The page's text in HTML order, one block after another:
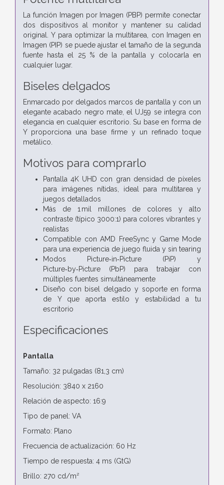
La función Imagen por Imagen (PBP) permite conectar
dos dispositivos al monitor y mantener su calidad
original. Y para optimizar la multitarea, con Imagen en
Imagen (PIP) se puede ajustar el tamaño de la segunda
fuente hasta el 25 % de la pantalla y colocarla en
cualquier lugar.
Biseles delgados
Enmarcado por delgados marcos de pantalla y con un
elegante acabado negro mate, el UJ59 se integra con
elegancia en cualquier escritorio. Su base en forma de
Y proporciona una base firme y un refinado toque
metálico.
Motivos para comprarlo
Pantalla 4K UHD con gran densidad de píxeles
para imágenes nítidas, ideal para multitarea y
juegos detallados
Más de 1 mil millones de colores y alto
contraste (típico 3000:1) para colores vibrantes y
realistas
Compatible con AMD FreeSync y Game Mode
para una experiencia de juego fluida y sin tearing
Modos Picture‑in‑Picture (PiP) y
Picture‑by‑Picture (PbP) para trabajar con
múltiples fuentes simultáneamente
Diseño con bisel delgado y soporte en forma
de Y que aporta estilo y estabilidad a tu
escritorio
Especificaciones
Pantalla
Tamaño: 32 pulgadas (81,3 cm)
Resolución: 3840 x 2160
Relación de aspecto: 16:9
Tipo de panel: VA
Formato: Plano
Frecuencia de actualización: 60 Hz
Tiempo de respuesta: 4 ms (GtG)
Brillo: 270 cd/m²